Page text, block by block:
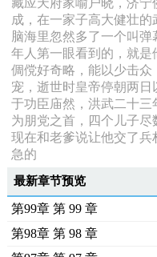
藏应天府家喻户晓，济
成，在一家子高大健壮
脑海里忽然多了一个叫
年人第一眼看到的，就
倜傥好奇略，能以少击
宠，逝世时皇帝停朝两
于功臣庙然，洪武二十三
为朋党之首，四个儿子
现在和老爹说让他交了兵
急的
最新章节预览
第99章 第 99 章
第98章 第 98 章